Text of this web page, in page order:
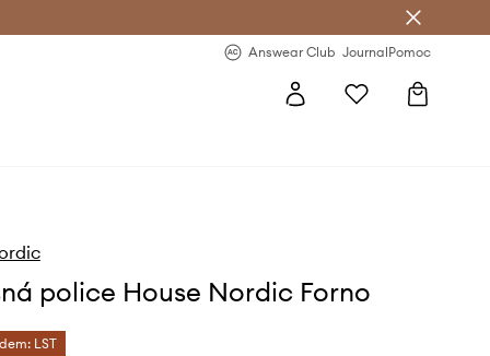
Answear Club JournalPomoc
police House Nordic Forno
LST